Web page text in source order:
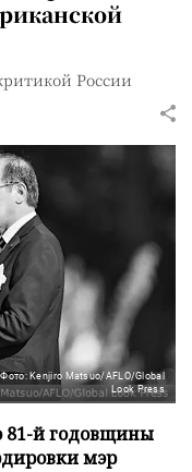
России
Фото: Kenjiro Matsuo/AFLO/Global
Look Press
81-й годовщины
мэр